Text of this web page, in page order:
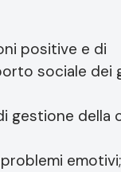
positive e di
sociale dei
gestione della
emotivi;